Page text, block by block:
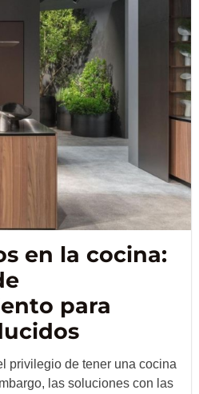
en la cocina:
para
privilegio de tener una cocina
las soluciones con las